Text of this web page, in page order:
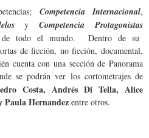
Competencia Internacional,
yCompetencia Protagonistas
de todo el mundo. Dentro de su
de ficción, no ficción, documental,
cuenta con una sección de Panorama
se podrán ver los cortometrajes de
Costa, Andrés Di Tella, Alice
Paula Hernandez entre otros.